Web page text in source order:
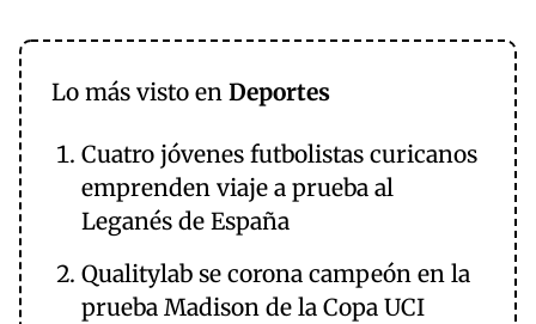
Lo más visto en Deportes
Cuatro jóvenes futbolistas curicanos
emprenden viaje a prueba al
Leganés de España
Qualitylab se corona campeón en la
prueba Madison de la Copa UCI